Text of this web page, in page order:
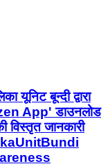
बून्दी द्वारा
App' डाउनलोड
विस्तृत जानकारी